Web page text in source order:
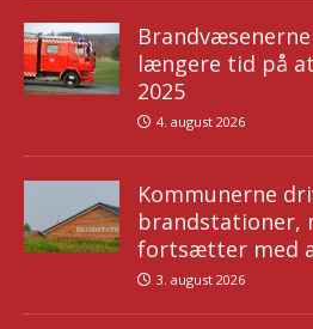
længere tid på
2025
4. august 2026
Kommunerne
brandstationer,
fortsætter med
3. august 2026